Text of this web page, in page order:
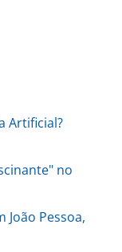
Artificial?
no
João Pessoa,